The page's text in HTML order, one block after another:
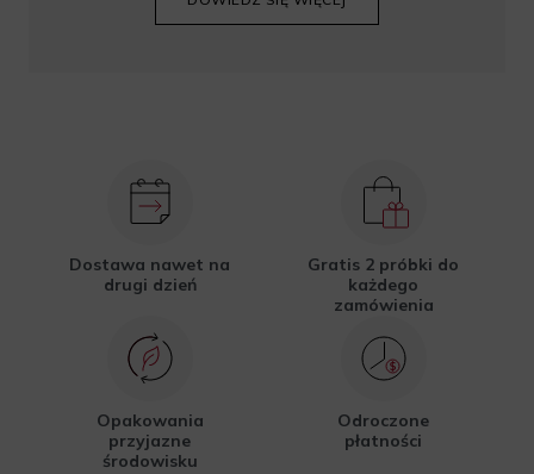
Dostawa nawet na
drugi dzień
Gratis 2 próbki do
każdego
zamówienia
Opakowania
przyjazne
środowisku
Odroczone
płatności